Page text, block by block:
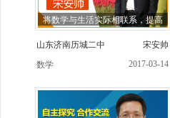
将数学与生活实际相联系，提高
山东济南历城二中
宋安帅
数学
2017-03-14